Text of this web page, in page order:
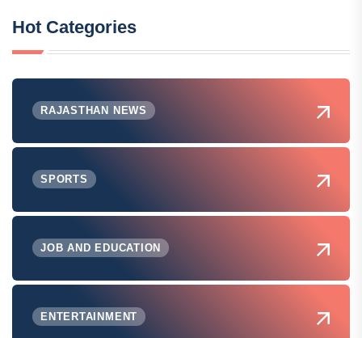
Hot Categories
RAJASTHAN NEWS
SPORTS
JOB AND EDUCATION
ENTERTAINMENT